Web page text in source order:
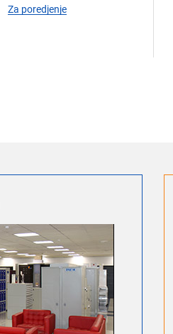
Za poredjenje